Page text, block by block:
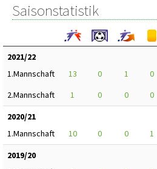
Saisonstatistik
2021/22
1.Mannschaft
13 0 1 0
2.Mannschaft
1 0 0 0
2020/21
1.Mannschaft
10 0 0 1
2019/20